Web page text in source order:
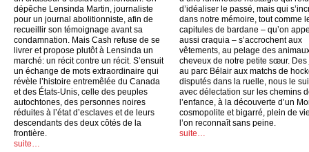
dépêche Lensinda Martin, journaliste
pour un journal abolitionniste, afin de
recueillir son témoignage avant sa
condamnation. Mais Cash refuse de se
livrer et propose plutôt à Lensinda un
marché: un récit contre un récit. S’ensuit
un échange de mots extraordinaire qui
révèle l’histoire entremêlée du Canada
et des États-Unis, celle des peuples
autochtones, des personnes noires
réduites à l’état d’esclaves et de leurs
descendants des deux côtés de la
frontière.
suite…
d’idéaliser le passé, mais qui
dans notre mémoire, tout comme
capitules de bardane – qu’on
aussi craquia – s’accrochent aux
vêtements, au pelage des
cheveux de notre petite sœur. Des
au parc Bélair aux matchs de
disputés dans la ruelle, nous le
avec délectation sur les chemins
l’enfance, à la découverte d’un
cosmopolite et bigarré, plein de
l’on reconnaît sans peine.
suite…